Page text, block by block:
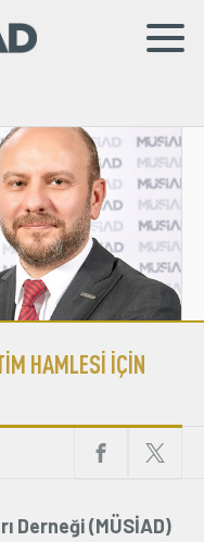
HAMLESİ İÇİN
Derneği (MÜSİAD)